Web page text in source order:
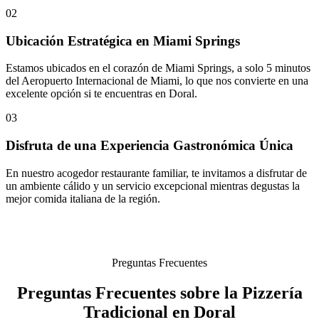
02
Ubicación Estratégica en Miami Springs
Estamos ubicados en el corazón de Miami Springs, a solo 5 minutos
del Aeropuerto Internacional de Miami, lo que nos convierte en una
excelente opción si te encuentras en Doral.
03
Disfruta de una Experiencia Gastronómica Única
En nuestro acogedor restaurante familiar, te invitamos a disfrutar de
un ambiente cálido y un servicio excepcional mientras degustas la
mejor comida italiana de la región.
Preguntas Frecuentes
Preguntas Frecuentes sobre la Pizzería
Tradicional en Doral